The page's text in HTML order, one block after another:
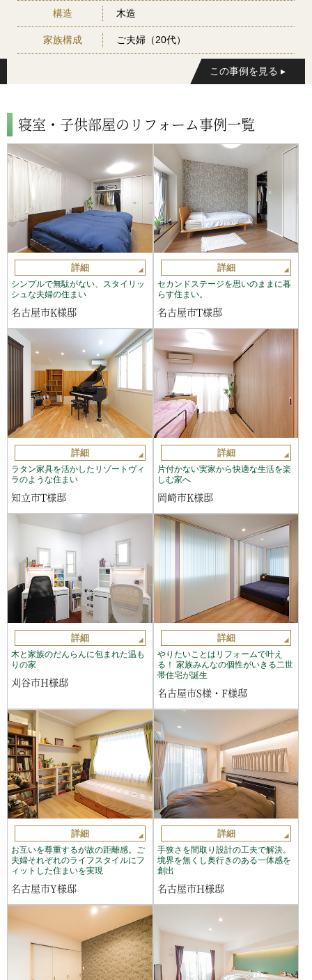
構造 木造
家族構成 ご夫婦（20代）
寝室・子供部屋のリフォーム事例一覧
詳細
シンプルで無駄がない、スタイリッ
シュな夫婦の住まい
名古屋市K様邸
詳細
セカンドステージを思いのままに暮
らす住まい。
名古屋市T様邸
詳細
ラタン家具を活かしたリゾートヴィ
ラのような住まい
知立市T様邸
詳細
片付かない実家から快適な生活を楽
しむ家へ
岡崎市K様邸
詳細
木と家族のだんらんに包まれた温も
りの家
刈谷市H様邸
詳細
やりたいことはリフォームで叶え
る！ 家族みんなの個性がいきる二世
帯住宅が誕生
名古屋市S様・F様邸
詳細
お互いを尊重するが故の距離感。ご
夫婦それぞれのライフスタイルにフ
ィットした住まいを実現
名古屋市Y様邸
詳細
手狭さを間取り設計の工夫で解決。
境界を無くし奥行きのある一体感を
創出
名古屋市H様邸